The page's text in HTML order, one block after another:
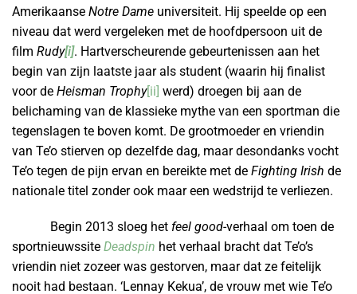
Amerikaanse Notre Dame universiteit. Hij speelde op een
niveau dat werd vergeleken met de hoofdpersoon uit de
film Rudy[i]. Hartverscheurende gebeurtenissen aan het
begin van zijn laatste jaar als student (waarin hij finalist
voor de Heisman Trophy[ii] werd) droegen bij aan de
belichaming van de klassieke mythe van een sportman die
tegenslagen te boven komt. De grootmoeder en vriendin
van Te’o stierven op dezelfde dag, maar desondanks vocht
Te’o tegen de pijn ervan en bereikte met de Fighting Irish de
nationale titel zonder ook maar een wedstrijd te verliezen.
Begin 2013 sloeg het feel good-verhaal om toen de
sportnieuwssite Deadspin het verhaal bracht dat Te’o’s
vriendin niet zozeer was gestorven, maar dat ze feitelijk
nooit had bestaan. ‘Lennay Kekua’, de vrouw met wie Te’o